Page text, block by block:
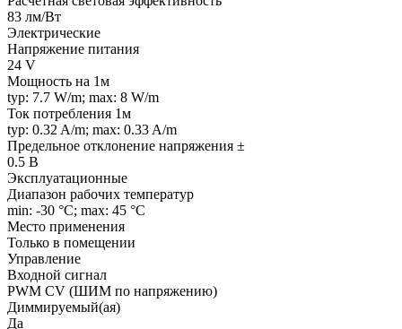
83 лм/Вт
Электрические
Напряжение питания
24 V
Мощность на 1м
typ: 7.7 W/m; max: 8 W/m
Ток потребления 1м
typ: 0.32 A/m; max: 0.33 A/m
Предельное отклонение напряжения ±
0.5 В
Эксплуатационные
Диапазон рабочих температур
min: -30 °C; max: 45 °C
Место применения
Только в помещении
Управление
Входной сигнал
PWM СV (ШИМ по напряжению)
Диммируемый(ая)
Да